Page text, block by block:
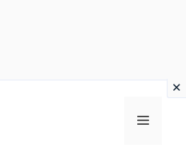
MENU